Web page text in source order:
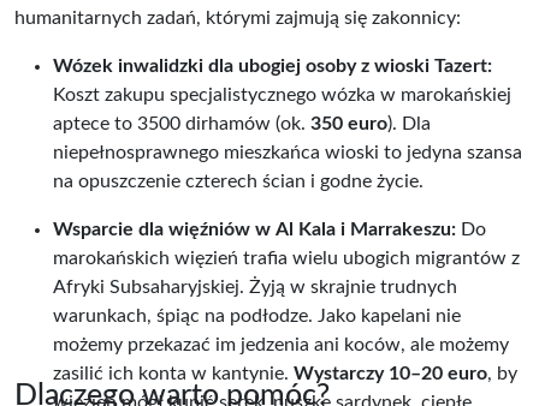
humanitarnych zadań, którymi zajmują się zakonnicy:
Wózek inwalidzki dla ubogiej osoby z wioski Tazert:
Koszt zakupu specjalistycznego wózka w marokańskiej
aptece to 3500 dirhamów (ok. 350 euro). Dla
niepełnosprawnego mieszkańca wioski to jedyna szansa
na opuszczenie czterech ścian i godne życie.
Wsparcie dla więźniów w Al Kala i Marrakeszu: Do
marokańskich więzień trafia wielu ubogich migrantów z
Afryki Subsaharyjskiej. Żyją w skrajnie trudnych
warunkach, śpiąc na podłodze. Jako kapelani nie
możemy przekazać im jedzenia ani koców, ale możemy
zasilić ich konta w kantynie. Wystarczy 10–20 euro, by
więzień mógł kupić serek, puszkę sardynek, ciepłe
Dlaczego warto pomóc?